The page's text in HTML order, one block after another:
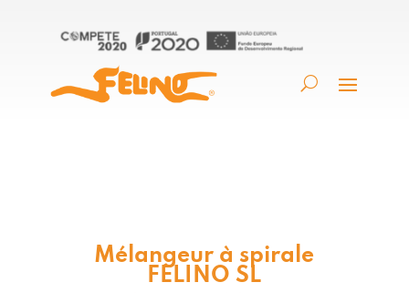
Mélangeur à spirale
FELINO SL